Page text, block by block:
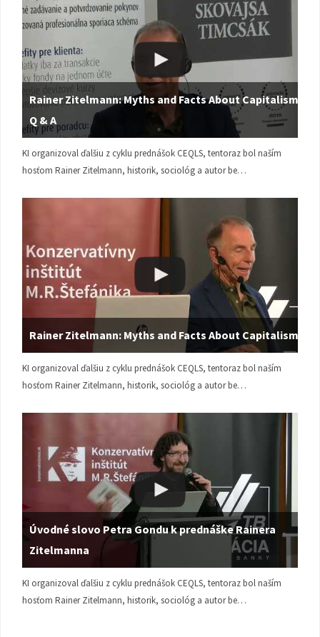
Rainer Zitelmann: Myths and Facts About Capitalism |
Q & A
KI organizoval ďalšiu z cyklu prednášok CEQLS, tentoraz bol naším
hosťom Rainer Zitelmann, historik, sociológ a autor be…
Rainer Zitelmann: Myths and Facts About Capitalism
KI organizoval ďalšiu z cyklu prednášok CEQLS, tentoraz bol naším
hosťom Rainer Zitelmann, historik, sociológ a autor be…
Úvodné slovo Petra Gondu k prednáške Rainera
Zitelmanna
KI organizoval ďalšiu z cyklu prednášok CEQLS, tentoraz bol naším
hosťom Rainer Zitelmann, historik, sociológ a autor be…